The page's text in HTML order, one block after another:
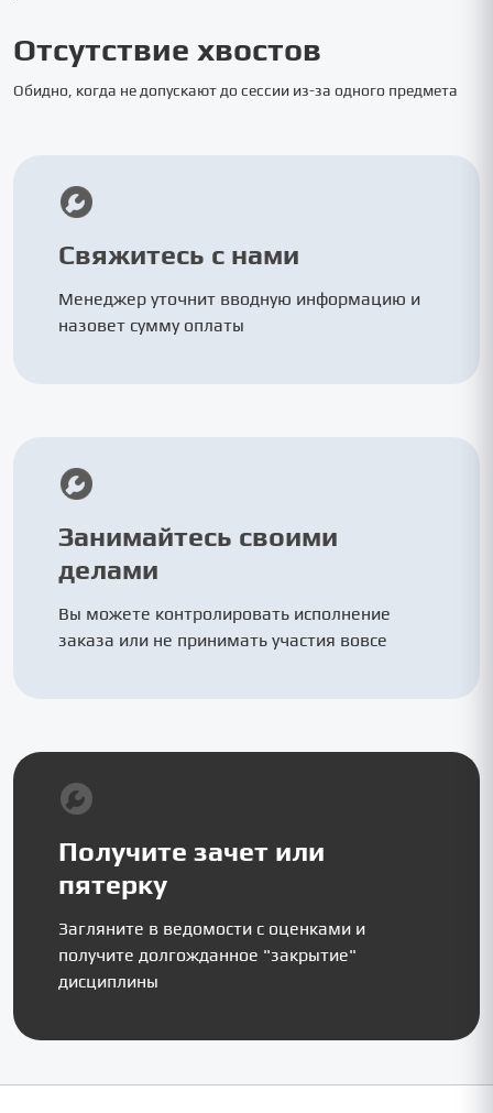
Отсутствие хвостов
Обидно, когда не допускают до сессии из-за одного предмета
Свяжитесь с нами
Менеджер уточнит вводную информацию и
назовет сумму оплаты
Занимайтесь своими
делами
Вы можете контролировать исполнение
заказа или не принимать участия вовсе
Получите зачет или
пятерку
Загляните в ведомости с оценками и
получите долгожданное "закрытие"
дисциплины